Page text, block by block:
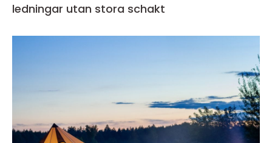
ledningar utan stora schakt